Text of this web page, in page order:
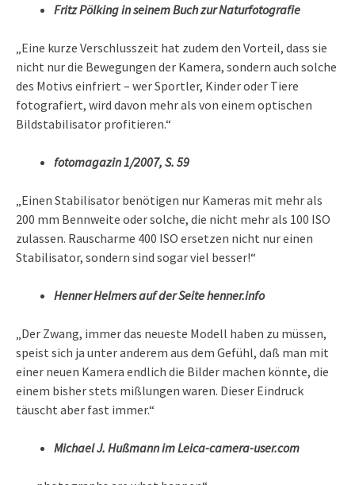
Fritz Pölking in seinem Buch zur Naturfotografie
„Eine kurze Verschlusszeit hat zudem den Vorteil, dass sie
nicht nur die Bewegungen der Kamera, sondern auch solche
des Motivs einfriert – wer Sportler, Kinder oder Tiere
fotografiert, wird davon mehr als von einem optischen
Bildstabilisator profitieren.“
fotomagazin 1/2007, S. 59
„Einen Stabilisator benötigen nur Kameras mit mehr als
200 mm Bennweite oder solche, die nicht mehr als 100 ISO
zulassen. Rauscharme 400 ISO ersetzen nicht nur einen
Stabilisator, sondern sind sogar viel besser!“
Henner Helmers auf der Seite henner.info
„Der Zwang, immer das neueste Modell haben zu müssen,
speist sich ja unter anderem aus dem Gefühl, daß man mit
einer neuen Kamera endlich die Bilder machen könnte, die
einem bisher stets mißlungen waren. Dieser Eindruck
täuscht aber fast immer.“
Michael J. Hußmann im Leica-camera-user.com